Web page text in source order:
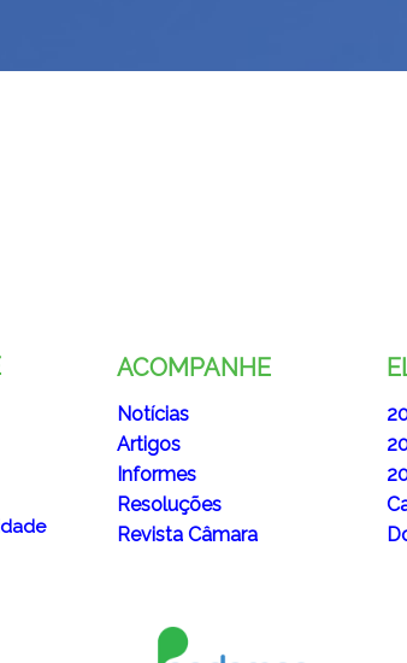
ACOMPANHE
Notícias
Artigos
Informes
Resoluções
Revista Câmara